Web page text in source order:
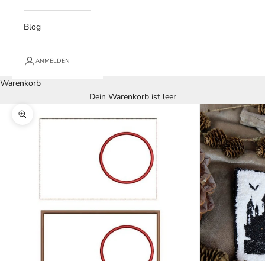
Blog
ANMELDEN
Warenkorb
Dein Warenkorb ist leer
Bild vergrößern